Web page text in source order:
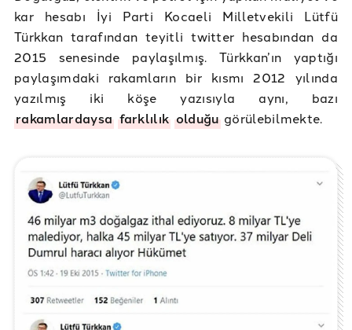
kar hesabı İyi Parti Kocaeli Milletvekili Lütfü
Türkkan tarafından teyitli twitter hesabından da
2015 senesinde paylaşılmış. Türkkan’ın yaptığı
paylaşımdaki rakamların bir kısmı 2012 yılında
yazılmış iki köşe yazısıyla aynı, bazı
rakamlardaysa farklılık olduğugörülebilmekte.